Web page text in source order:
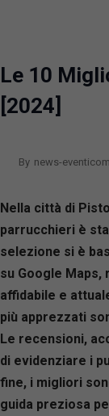
Le 10
[2024]
By news-
Nella città di
parrucchieri è
selezione si è
su Google
affidabile e
più apprezzati
Le recensioni,
di evidenziare i
fine, i migliori
guida preziosa